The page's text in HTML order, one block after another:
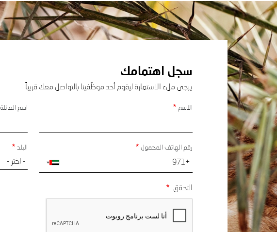
سجل اهتمامك
يرجى ملء الاستمارة ليقوم أحد موظّفينا بالتواصل معك قريباً
الاسم اسم العائلة
رقم الهاتف المحمول البلد
التحقق